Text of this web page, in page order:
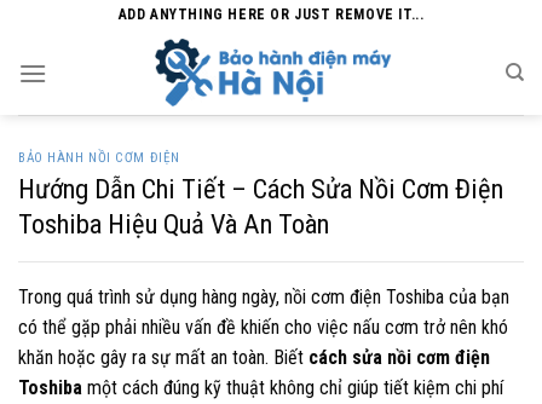
content
ADD ANYTHING HERE OR JUST REMOVE IT...
BẢO HÀNH NỒI CƠM ĐIỆN
Hướng Dẫn Chi Tiết – Cách Sửa Nồi Cơm Điện
Toshiba Hiệu Quả Và An Toàn
Trong quá trình sử dụng hàng ngày, nồi cơm điện Toshiba của bạn
có thể gặp phải nhiều vấn đề khiến cho việc nấu cơm trở nên khó
khăn hoặc gây ra sự mất an toàn. Biết cách sửa nồi cơm điện
Toshiba một cách đúng kỹ thuật không chỉ giúp tiết kiệm chi phí